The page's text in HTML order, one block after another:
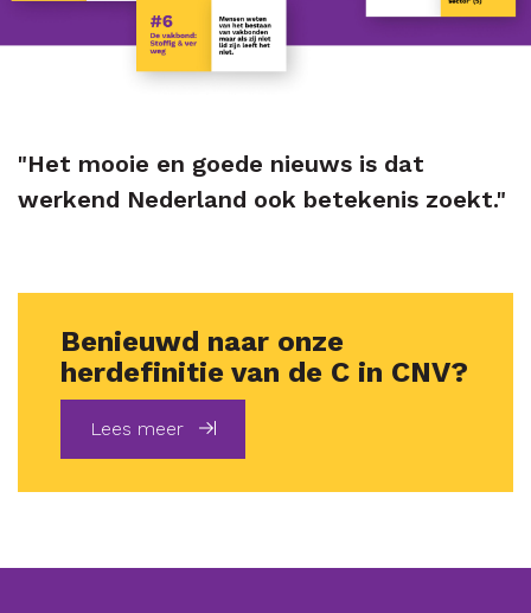
"Het mooie en goede nieuws is dat
werkend Nederland ook betekenis zoekt."
Benieuwd naar onze
herdefinitie van de C in CNV?
Lees meer